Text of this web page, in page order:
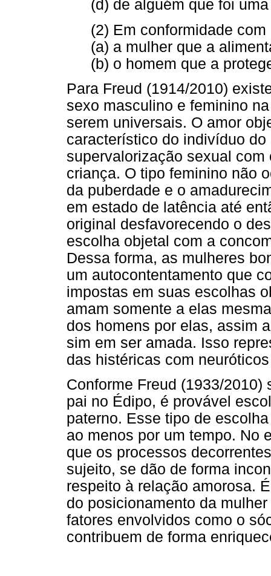
(d) de alguém que foi
(2) Em conformidade
(a) a mulher que a
(b) o homem que a
Para Freud (1914/2010)
sexo masculino e feminino
serem universais. O amor
característico do indivíduo
supervalorização sexual
criança. O tipo feminino não
da puberdade e o
em estado de latência até
original desfavorecendo o
escolha objetal com a
Dessa forma, as mulheres
um autocontentamento que
impostas em suas escolhas
amam somente a elas
dos homens por elas, assim
sim em ser amada. Isso
das histéricas com
Conforme Freud (1933/
pai no Édipo, é provável
paterno. Esse tipo de
ao menos por um tempo. No
que os processos
sujeito, se dão de forma
respeito à relação amorosa.
do posicionamento da
fatores envolvidos como o
contribuem de forma